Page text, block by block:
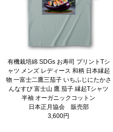
有機栽培綿 SDGs お寿司 プリントTシ
ャツ メンズ レディース 和柄 日本縁起
物 一富士二鷹三茄子 いちふじにたかさ
んなすび 富士山 鷹 茄子 縁起Tシャツ
半袖 オーガニックコットン
日本正月協会 販売部
3,600円